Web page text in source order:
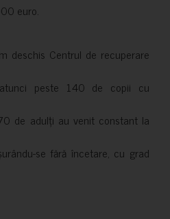
euro.
Centrul de recuperare
peste 140 de copii cu
de adulți au venit constant la
se fără încetare, cu grad